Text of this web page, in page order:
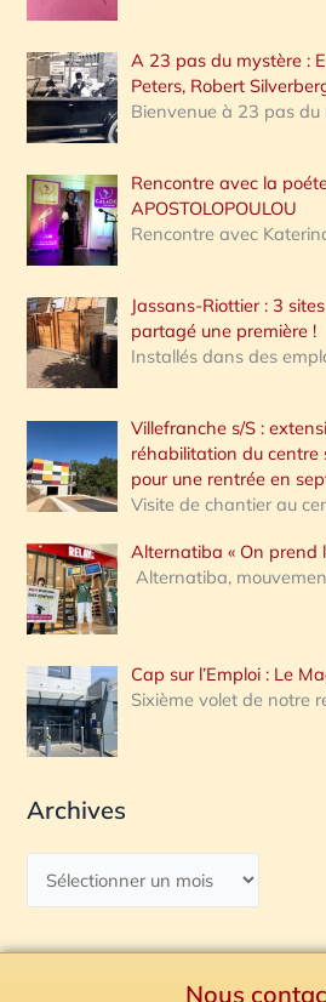
A 23 pas du mystère :
Peters, Robert
Bienvenue à 23 pas du
Rencontre avec la
APOSTOLOPOULOU
Rencontre avec
Jassans-Riottier : 3
partagé une première !
Installés dans des
Villefranche s/S :
réhabilitation du centre
pour une rentrée en
Visite de chantier au
Alternatiba « On prend
Alternatiba,
Cap sur l’Emploi : Le
Sixième volet de notre
Archives
Nous